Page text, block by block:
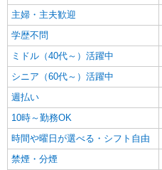
主婦・主夫歓迎
学歴不問
ミドル（40代～）活躍中
シニア（60代～）活躍中
週払い
10時～勤務OK
時間や曜日が選べる・シフト自由
禁煙・分煙